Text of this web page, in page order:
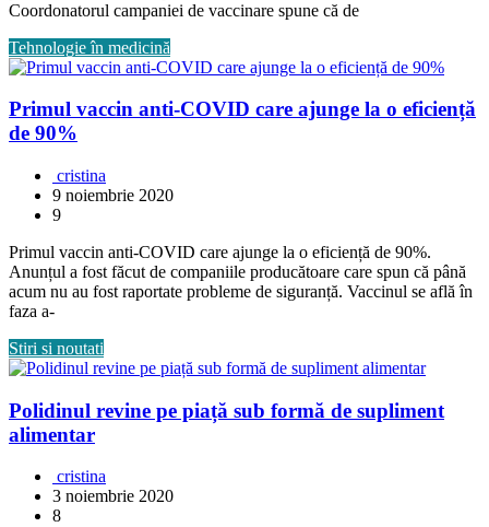
Coordonatorul campaniei de vaccinare spune că de
Tehnologie în medicină
Primul vaccin anti-COVID care ajunge la o eficiență
de 90%
cristina
9 noiembrie 2020
9
Primul vaccin anti-COVID care ajunge la o eficiență de 90%.
Anunțul a fost făcut de companiile producătoare care spun că până
acum nu au fost raportate probleme de siguranță. Vaccinul se află în
faza a-
Stiri si noutati
Polidinul revine pe piață sub formă de supliment
alimentar
cristina
3 noiembrie 2020
8